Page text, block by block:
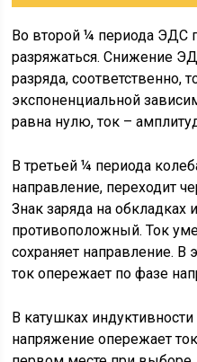
Во второй ¼ периода ЭДС
разряжаться. Снижение
разряда, соответственно,
экспоненциальной
равна нулю, ток –
В третьей ¼ периода
направление, переходит
Знак заряда на обкладках
противоположный. Ток
сохраняет направление. В
ток опережает по фазе
В катушках
напряжение опережает